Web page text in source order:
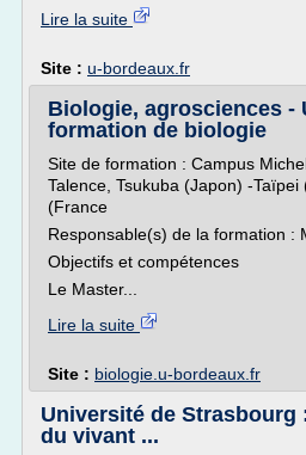
Lire la suite
Site : u-bordeaux.fr
Biologie, agrosciences -
formation de biologie
Site de formation : Campus
Talence, Tsukuba (Japon) -
(France
Responsable(s) de la formation :
Objectifs et compétences
Le Master...
Lire la suite
Site : biologie.u-bordeaux.fr
Université de Strasbourg
du vivant ...